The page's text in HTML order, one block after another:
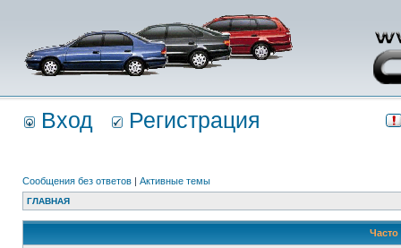
Вход Регистрация
Сообщения без ответов | Активные темы
ГЛАВНАЯ